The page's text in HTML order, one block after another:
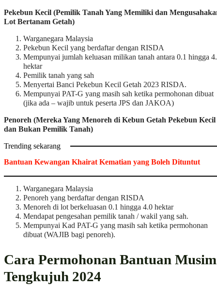
Pekebun Kecil (Pemilik Tanah Yang Memiliki dan
Lot Bertanam Getah)
Warganegara Malaysia
Pekebun Kecil yang berdaftar dengan RISDA
Mempunyai jumlah keluasan milikan tanah antara 0.1 hingga
hektar
Pemilik tanah yang sah
Menyertai Banci Pekebun Kecil Getah 2023 RISDA.
Mempunyai PAT-G yang masih sah ketika permohonan dibuat
(jika ada – wajib untuk peserta JPS dan JAKOA)
Penoreh (Mereka Yang Menoreh di Kebun Getah Pekebun Kecil
dan Bukan Pemilik Tanah)
Trending sekarang
Bantuan Kewangan Khairat Kematian yang Boleh Dituntut
Warganegara Malaysia
Penoreh yang berdaftar dengan RISDA
Menoreh di lot berkeluasan 0.1 hingga 4.0 hektar
Mendapat pengesahan pemilik tanah / wakil yang sah.
Mempunyai Kad PAT-G yang masih sah ketika permohonan
dibuat (WAJIB bagi penoreh).
Cara Permohonan Bantuan Musim
Tengkujuh 2024